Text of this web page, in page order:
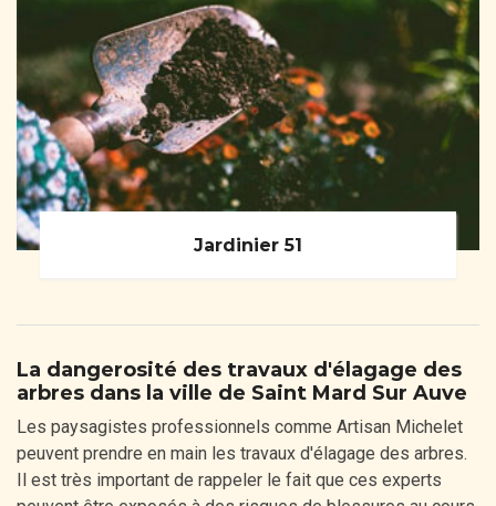
Jardinier 51
La dangerosité des travaux d'élagage des
arbres dans la ville de Saint Mard Sur Auve
Les paysagistes professionnels comme Artisan Michelet
peuvent prendre en main les travaux d'élagage des arbres.
Il est très important de rappeler le fait que ces experts